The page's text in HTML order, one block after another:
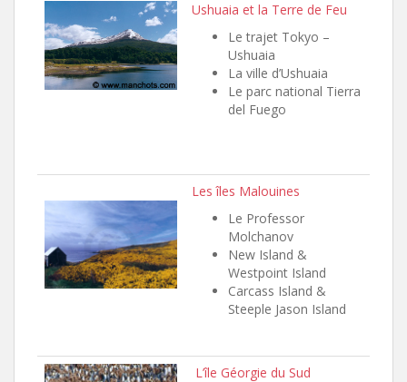
Ushuaia et la Terre de Feu
Le trajet Tokyo –
Ushuaia
La ville d’Ushuaia
Le parc national Tierra
del Fuego
Les îles Malouines
Le Professor
Molchanov
New Island &
Westpoint Island
Carcass Island &
Steeple Jason Island
L’île Géorgie du Sud